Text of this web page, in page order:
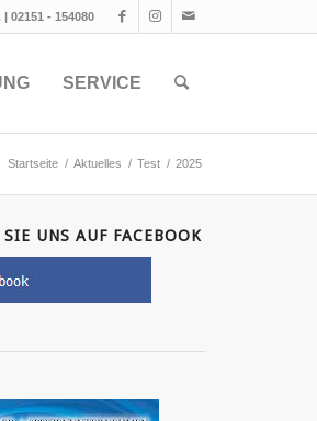
02151 - 154080
SERVICE
Startseite / Aktuelles / Test / 2025
SIE UNS AUF FACEBOOK